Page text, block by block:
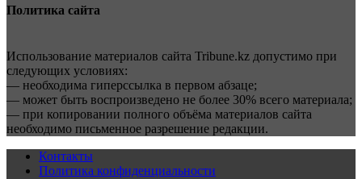
Политика сайта
Использование материалов сайта Tribune.kz допустимо при
следующих условиях:
— необходима гиперссылка в первом абзаце;
— может быть воспроизведено не более 30% всего материала;
— при копировании полного объёма материалов сайта
необходимо письменное разрешение редакции.
Контакты
Политика конфиденциальности